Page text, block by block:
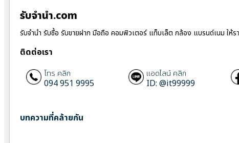
รับจํานํา.com
รับจำนำ รับซื้อ รับขายฝาก มือถือ คอมพิวเตอร์ แท็บเล็ต กล้อง แบรนด์เนม ให้ร
ติดต่อเรา
โทร คลิก
094 951 9995
แอดไลน์ คลิก
ID: @it99999
บทความที่คล้ายกัน